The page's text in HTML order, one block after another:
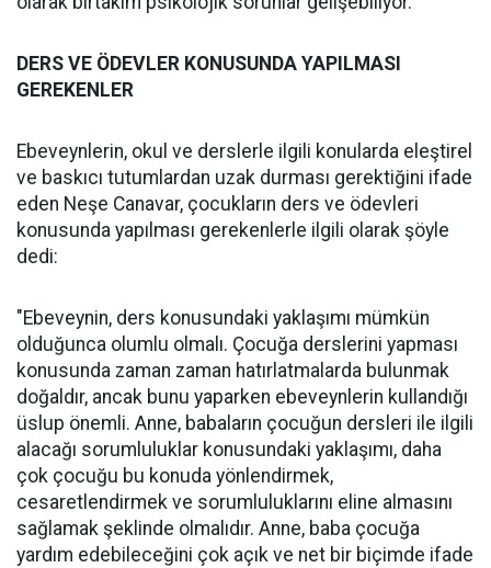
DERS VE ÖDEVLER KONUSUNDA YAPILMASI
GEREKENLER
Ebeveynlerin, okul ve derslerle ilgili konularda eleştirel
ve baskıcı tutumlardan uzak durması gerektiğini ifade
eden Neşe Canavar, çocukların ders ve ödevleri
konusunda yapılması gerekenlerle ilgili olarak şöyle
dedi:
"Ebeveynin, ders konusundaki yaklaşımı mümkün
olduğunca olumlu olmalı. Çocuğa derslerini yapması
konusunda zaman zaman hatırlatmalarda bulunmak
doğaldır, ancak bunu yaparken ebeveynlerin kullandığı
üslup önemli. Anne, babaların çocuğun dersleri ile ilgili
alacağı sorumluluklar konusundaki yaklaşımı, daha
çok çocuğu bu konuda yönlendirmek,
cesaretlendirmek ve sorumluluklarını eline almasını
sağlamak şeklinde olmalıdır. Anne, baba çocuğa
yardım edebileceğini çok açık ve net bir biçimde ifade